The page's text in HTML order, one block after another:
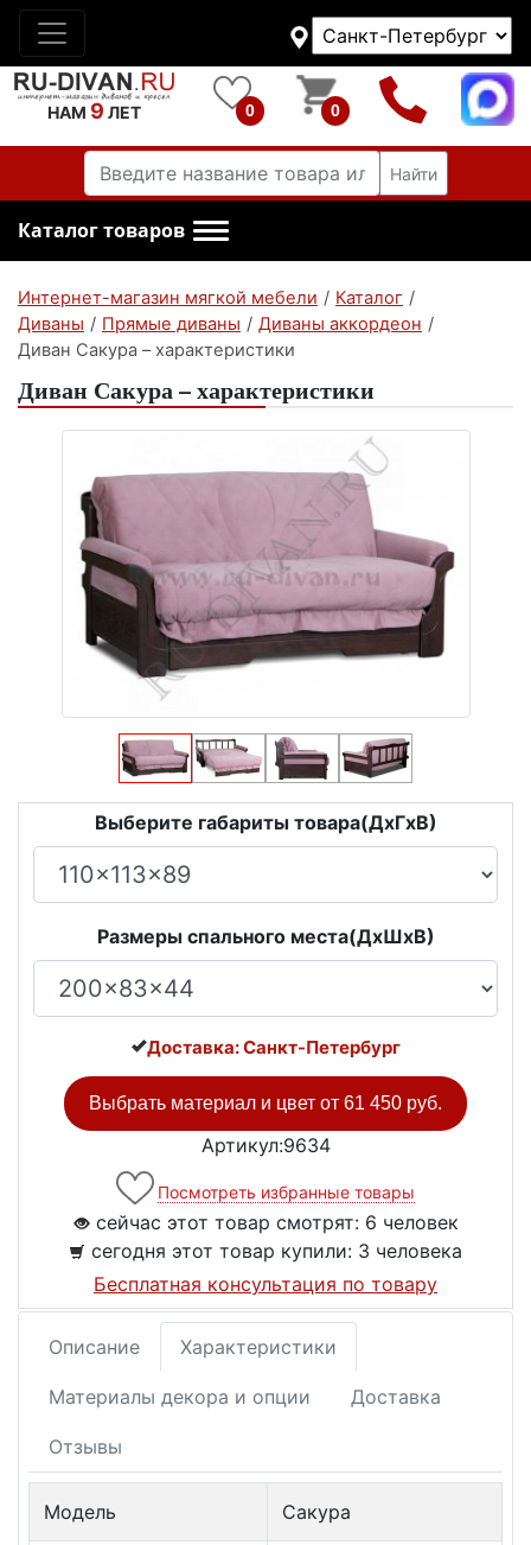
НАМ 9 ЛЕТ 0 0
Найти
Каталог товаров
Интернет-магазин мягкой мебели / Каталог /
Диваны / Прямые диваны / Диваны аккордеон /
Диван Сакура – характеристики
Диван Сакура – характеристики
Выберите габариты товара(ДxГxВ)
Размеры спального места(ДxШxВ)
Доставка: Санкт-Петербург
Выбрать материал и цвет от 61 450 руб.
Артикул:9634
Посмотреть избранные товары
сейчас этот товар смотрят: 6 человек
сегодня этот товар купили: 3 человека
Бесплатная консультация по товару
Описание Характеристики
Материалы декора и опции Доставка
Отзывы
Модель Сакура